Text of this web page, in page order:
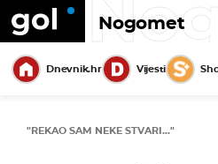
Nogomet
Dnevnik.hr Vijesti
"REKAO SAM NEKE STVARI..."